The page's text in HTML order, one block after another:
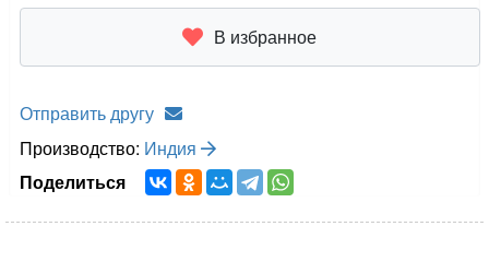
В избранное
Отправить другу
Производство: Индия
Поделиться